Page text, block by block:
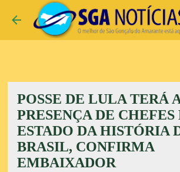
Pular para o conteúdo
POSSE DE LULA TERÁ
PRESENÇA DE CHEFES
ESTADO DA HISTÓRIA
BRASIL, CONFIRMA
EMBAIXADOR